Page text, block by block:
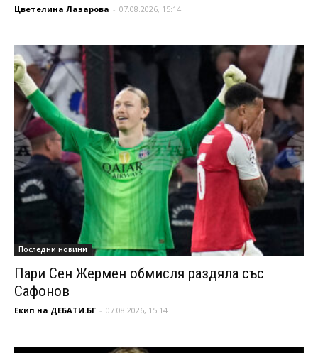
Цветелина Лазарова - 07.08.2026, 15:14
Последни новини
Пари Сен Жермен обмисля раздяла със
Сафонов
Екип на ДЕБАТИ.БГ - 07.08.2026, 15:14